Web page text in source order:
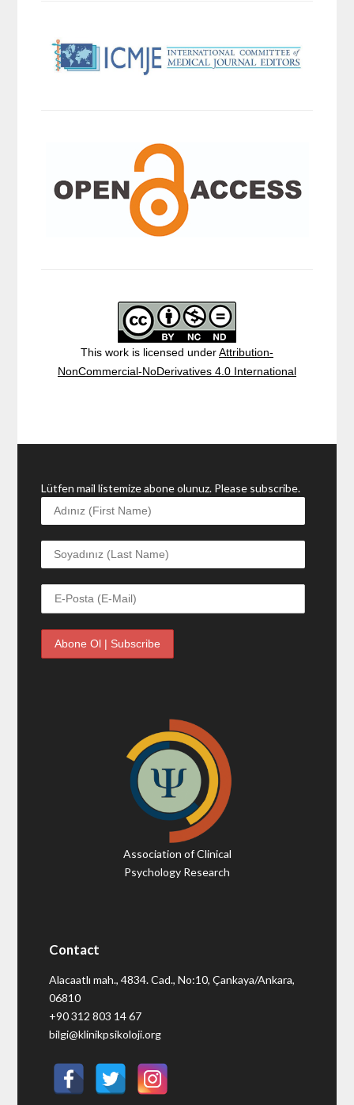
This work is licensed underAttribution-
NonCommercial-NoDerivatives 4.0 International
Lütfen mail listemize abone olunuz. Please subscribe.
Association of Clinical
Psychology Research
Contact
Alacaatlı mah., 4834. Cad., No:10, Çankaya/Ankara,
06810
+90 312 803 14 67
bilgi@klinikpsikoloji.org